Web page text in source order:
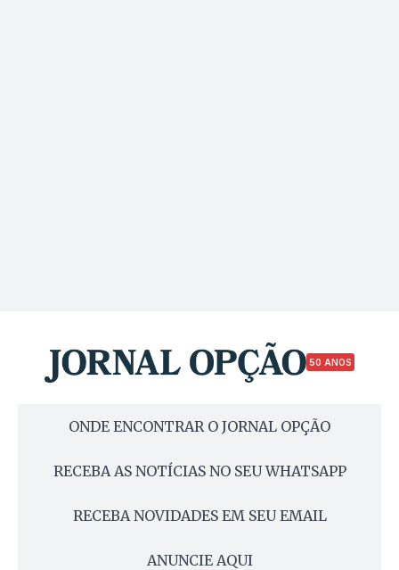
50 ANOS
ONDE ENCONTRAR O JORNAL OPÇÃO
RECEBA AS NOTÍCIAS NO SEU WHATSAPP
RECEBA NOVIDADES EM SEU EMAIL
ANUNCIE AQUI